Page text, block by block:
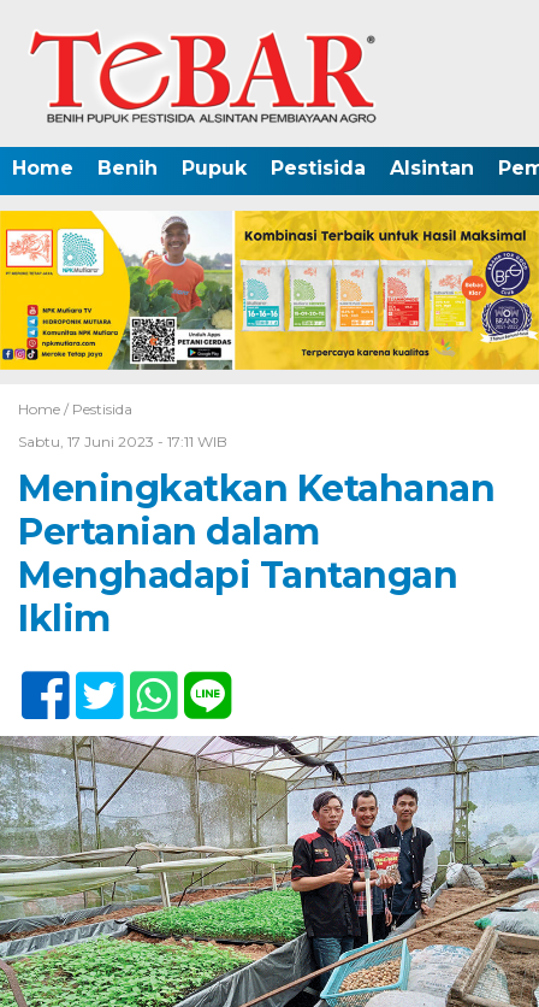
Home Benih Pupuk Pestisida Alsintan
Home / Pestisida
Sabtu, 17 Juni 2023 - 17:11 WIB
Meningkatkan Ketahanan
Pertanian dalam
Menghadapi Tantangan
Iklim